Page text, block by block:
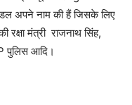
अपने नाम की हैं जिसके लिए
रक्षा मंत्री राजनाथ सिंह,
पुलिस आदि।